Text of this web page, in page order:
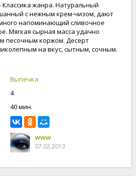
жанра. Натуральный
с нежным крем-чизом, дают
напоминающий сливочное
Мягкая сырная масса удачно
песочным коржом. Десерт
на вкус, сытным, сочным.
сладкоежки. Порадуйте всех
изумительным десертом.
Выпечка
4
40 мин.
www
07.02.2013